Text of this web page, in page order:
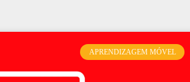
APRENDIZAGEM MÓVEL